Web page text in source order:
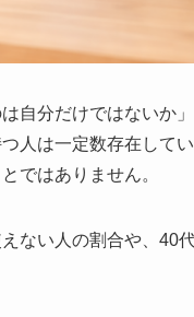
は自分だけではないか
人は一定数存在して
ではありません。
ない人の割合や、40